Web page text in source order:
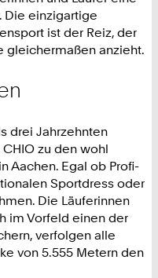
Die einzigartige
ist der Reiz, der
gleichermaßen anzieht.
drei Jahrzehnten
zu den wohl
Aachen. Egal ob Profi-
Sportdress oder
Die Läuferinnen
im Vorfeld einen der
verfolgen alle
von 5.555 Metern den